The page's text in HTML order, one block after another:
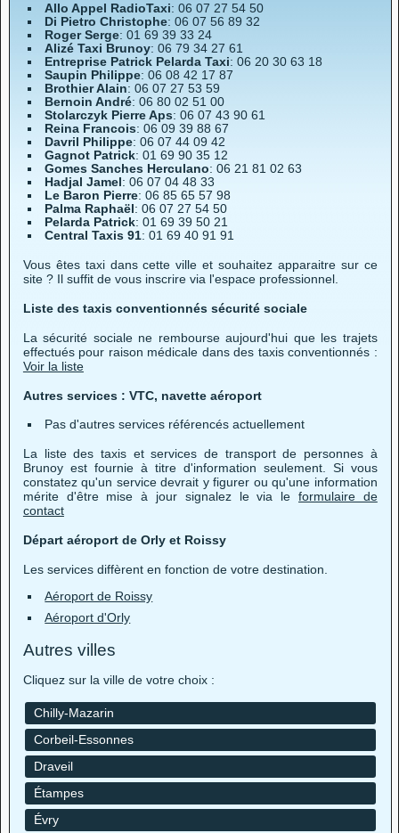
Allo Appel RadioTaxi: 06 07 27 54 50
Di Pietro Christophe: 06 07 56 89 32
Roger Serge: 01 69 39 33 24
Alizé Taxi Brunoy: 06 79 34 27 61
Entreprise Patrick Pelarda Taxi: 06 20 30 63 18
Saupin Philippe: 06 08 42 17 87
Brothier Alain: 06 07 27 53 59
Bernoin André: 06 80 02 51 00
Stolarczyk Pierre Aps: 06 07 43 90 61
Reina Francois: 06 09 39 88 67
Davril Philippe: 06 07 44 09 42
Gagnot Patrick: 01 69 90 35 12
Gomes Sanches Herculano: 06 21 81 02 63
Hadjal Jamel: 06 07 04 48 33
Le Baron Pierre: 06 85 65 57 98
Palma Raphaël: 06 07 27 54 50
Pelarda Patrick: 01 69 39 50 21
Central Taxis 91: 01 69 40 91 91
Vous êtes taxi dans cette ville et souhaitez apparaitre sur ce
site ? Il suffit de vous inscrire via l'espace professionnel.
Liste des taxis conventionnés sécurité sociale
La sécurité sociale ne rembourse aujourd'hui que les trajets
effectués pour raison médicale dans des taxis conventionnés :
Voir la liste
Autres services : VTC, navette aéroport
Pas d'autres services référencés actuellement
La liste des taxis et services de transport de personnes à
Brunoy est fournie à titre d'information seulement. Si vous
constatez qu'un service devrait y figurer ou qu'une information
mérite d'être mise à jour signalez le via leformulaire de
contact
Départ aéroport de Orly et Roissy
Les services diffèrent en fonction de votre destination.
Aéroport de Roissy
Aéroport d'Orly
Autres villes
Cliquez sur la ville de votre choix :
Chilly-Mazarin
Corbeil-Essonnes
Draveil
Étampes
Évry